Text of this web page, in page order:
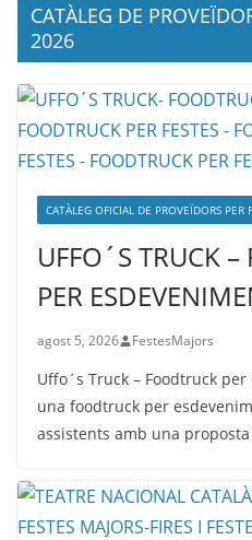
CATÀLEG DE
2026
CATÀLEG OFICIAL DE PROVEÏDORS PER
UFFO´S TRUCK
PER
agost 5, 2026 FestesMajors
Uffo´s Truck – Foodtruck
una foodtruck per
assistents amb una